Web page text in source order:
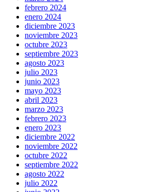
febrero 2024
enero 2024
diciembre 2023
noviembre 2023
octubre 2023
septiembre 2023
agosto 2023
julio 2023
junio 2023
mayo 2023
abril 2023
marzo 2023
febrero 2023
enero 2023
diciembre 2022
noviembre 2022
octubre 2022
septiembre 2022
agosto 2022
julio 2022